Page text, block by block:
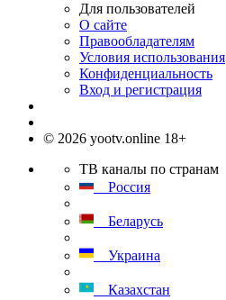
Для пользователей
О сайте
Правообладателям
Условия использования
Конфиденциальность
Вход и регистрация
© 2026 yootv.online 18+
ТВ каналы по странам
Россия
Беларусь
Украина
Казахстан